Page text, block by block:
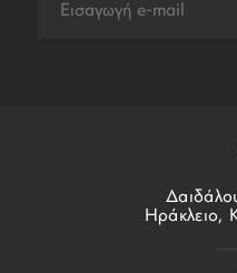
Ηράκλειο,